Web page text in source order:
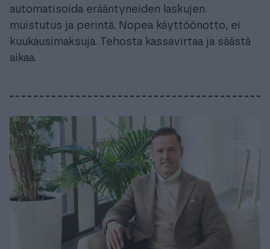
automatisoida erääntyneiden laskujen
muistutus ja perintä. Nopea käyttöönotto, ei
kuukausimaksuja. Tehosta kassavirtaa ja säästä
aikaa.